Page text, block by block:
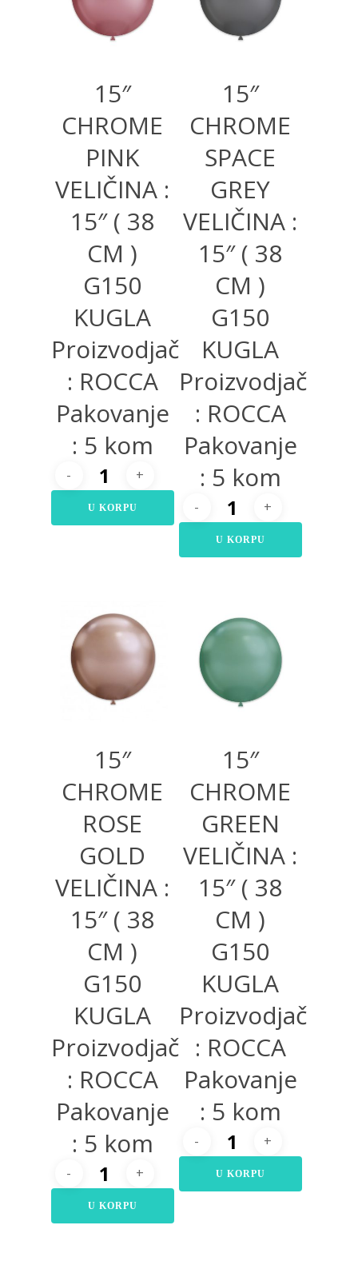
15″
CHROME
PINK
VELIČINA :
15″ ( 38
CM )
G150
KUGLA
Proizvodjač
: ROCCA
Pakovanje
: 5 kom
U KORPU
15″
CHROME
SPACE
GREY
VELIČINA :
15″ ( 38
CM )
G150
KUGLA
Proizvodjač
: ROCCA
Pakovanje
: 5 kom
U KORPU
600,00 RSD
15″
CHROME
ROSE
GOLD
VELIČINA :
15″ ( 38
CM )
G150
KUGLA
Proizvodjač
: ROCCA
Pakovanje
: 5 kom
U KORPU
600,00 RSD
15″
CHROME
GREEN
VELIČINA :
15″ ( 38
CM )
G150
KUGLA
Proizvodjač
: ROCCA
Pakovanje
: 5 kom
U KORPU